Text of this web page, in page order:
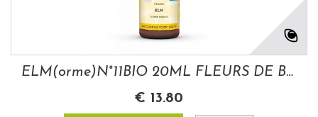
ELM(orme)N°11BIO 20ML FLEURS DE BACH
€ 13.80